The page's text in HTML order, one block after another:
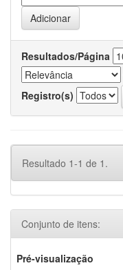
Resultados/Página
Registro(s)
Resultado 1-1 de 1.
Conjunto de itens:
Pré-visualização